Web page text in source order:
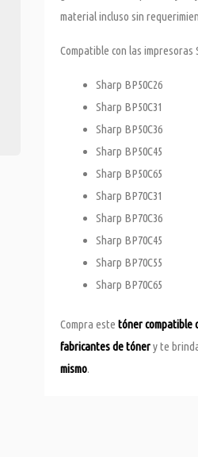
material incluso sin
Compatible con las impresoras
Sharp BP50C26
Sharp BP50C31
Sharp BP50C36
Sharp BP50C45
Sharp BP50C65
Sharp BP70C31
Sharp BP70C36
Sharp BP70C45
Sharp BP70C55
Sharp BP70C65
Compra este tóner compatible
fabricantes de tónery te
mismo.